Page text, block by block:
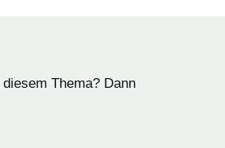
Thema? Dann